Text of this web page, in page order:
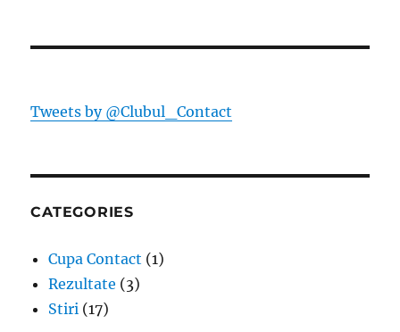
Tweets by @Clubul_Contact
CATEGORIES
Cupa Contact (1)
Rezultate (3)
Stiri (17)